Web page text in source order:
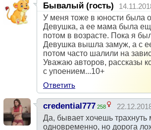
Бывалый (гость)
У меня тоже в юности была
Девушка, а ее мама была
потом в возрасте. Пока я
Девушка вышла замуж, а с
потом часто шалили на
Уважаю авторов, рассказы
с упоением...10+
Ответить
credential777 258
Да, бывает хочешь трахнуть
одновременно, но дорога